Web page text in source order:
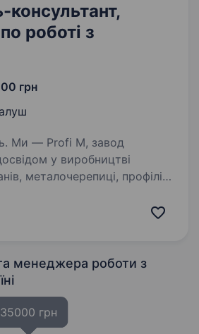
роботі з
грн
у виробництві
металочерепиці, профілів
Ми шукаємо підмогу у
менеджера роботи з
35000 грн